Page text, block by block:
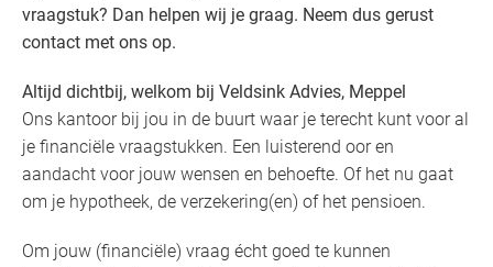
vraagstuk? Dan helpen wij je graag. Neem dus gerust
contact met ons op.
Altijd dichtbij, welkom bij Veldsink Advies, Meppel
Ons kantoor bij jou in de buurt waar je terecht kunt voor al
je financiële vraagstukken. Een luisterend oor en
aandacht voor jouw wensen en behoefte. Of het nu gaat
om je hypotheek, de verzekering(en) of het pensioen.
Om jouw (financiële) vraag écht goed te kunnen